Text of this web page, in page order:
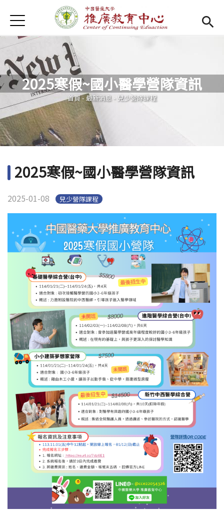
首頁
首頁
Open submenu (關於我們)
關於我們
最新消息
課程報名系統(link is external)
檔案下載
學校首頁(link is external)
樂齡專區
English
Jump to Navigation
Jump to Main content
2025寒假~國小醫學營隊資訊
您在這裡
首頁-最新消息 - 兒少營隊課程
2025寒假~國小醫學營隊資訊
2025-01-08 兒少營隊課程